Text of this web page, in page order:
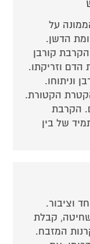
על
הדשן.
קורבן
הדם וזריקתו.
וניתוחו.
הקטורת.
הקרבת
של בין
וציבור.
שחיטה, קבלת
המזבח.